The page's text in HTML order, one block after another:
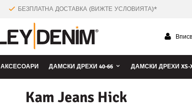
БЕЗПЛАТНА ДОСТАВКА (ВИЖТЕ УСЛОВИЯТА)*
АКСЕСОАРИ ДАМСКИ ДРЕХИ 40-66 ДАМСКИ ДРЕХИ XS-
Kam Jeans Hick